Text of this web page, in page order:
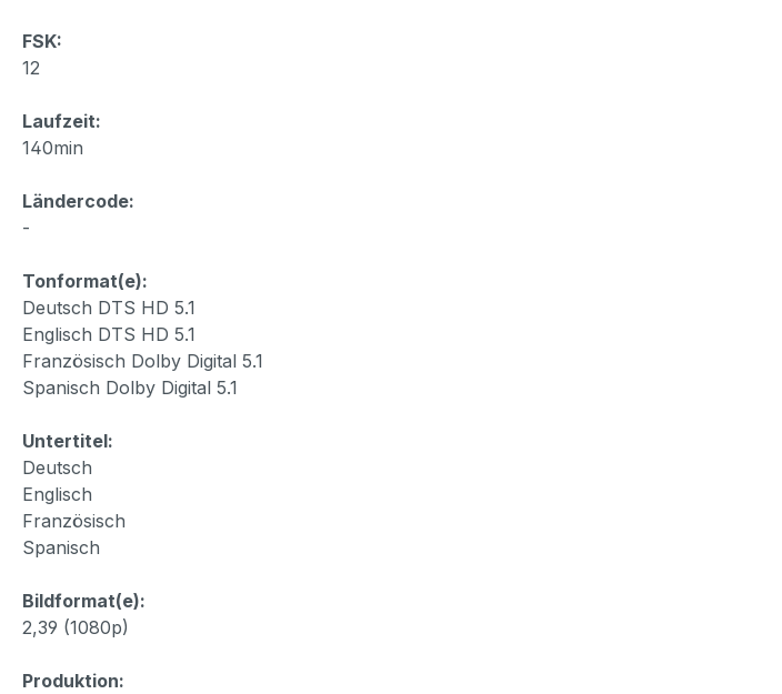
FSK:
12
Laufzeit:
140min
Ländercode:
-
Tonformat(e):
Deutsch DTS HD 5.1
Englisch DTS HD 5.1
Französisch Dolby Digital 5.1
Spanisch Dolby Digital 5.1
Untertitel:
Deutsch
Englisch
Französisch
Spanisch
Bildformat(e):
2,39 (1080p)
Produktion: